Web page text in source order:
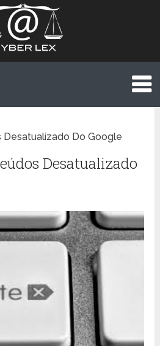
Desatualizado Do Google
Desatualizado